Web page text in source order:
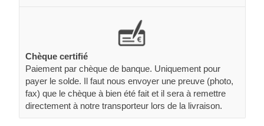
Chèque certifié
Paiement par chèque de banque. Uniquement pour
payer le solde. Il faut nous envoyer une preuve (photo,
fax) que le chèque à bien été fait et il sera à remettre
directement à notre transporteur lors de la livraison.